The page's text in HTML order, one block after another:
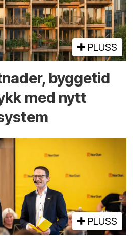
PLUSS
byggetid
med nytt
PLUSS